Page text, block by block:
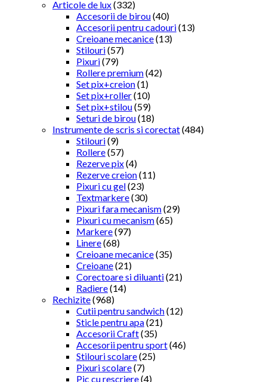
Articole de lux(332)
Accesorii de birou(40)
Accesorii pentru cadouri(13)
Creioane mecanice(13)
Stilouri(57)
Pixuri(79)
Rollere premium(42)
Set pix+creion(1)
Set pix+roller(10)
Set pix+stilou(59)
Seturi de birou(18)
Instrumente de scris si corectat(484)
Stilouri(9)
Rollere(57)
Rezerve pix(4)
Rezerve creion(11)
Pixuri cu gel(23)
Textmarkere(30)
Pixuri fara mecanism(29)
Pixuri cu mecanism(65)
Markere(97)
Linere(68)
Creioane mecanice(35)
Creioane(21)
Corectoare si diluanti(21)
Radiere(14)
Rechizite(968)
Cutii pentru sandwich(12)
Sticle pentru apa(21)
Accesorii Craft(35)
Accesorii pentru sport(46)
Stilouri scolare(25)
Pixuri scolare(7)
Pic cu rescriere(4)